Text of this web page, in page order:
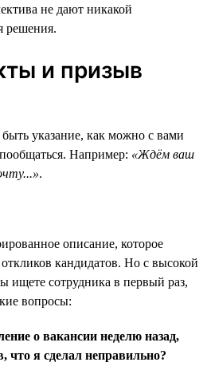
не дают никакой
решения.
и призыв
указание, как можно с вами
Например: «Ждём ваш
.
описание, которое
кандидатов. Но с высокой
ищете сотрудника в первый раз,
вопросы:
о вакансии неделю назад,
что я сделал неправильно?